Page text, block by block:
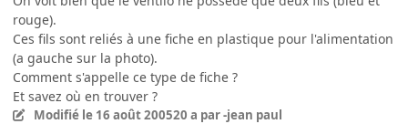
rouge).
Ces fils sont reliés à une fiche en plastique pour l'alimentation
(a gauche sur la photo).
Comment s'appelle ce type de fiche ?
Et savez où en trouver ?
Modifié le 16 août 200520 a par -jean paul